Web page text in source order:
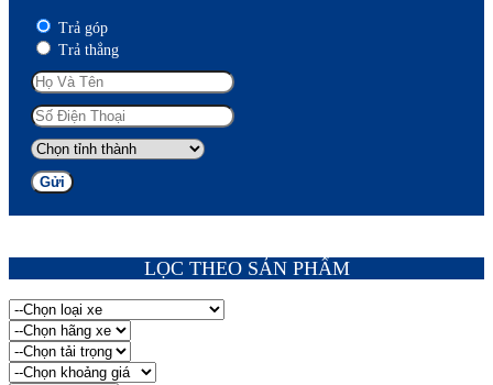
Trả góp
Trả thẳng
Gửi
LỌC THEO SẢN PHẨM